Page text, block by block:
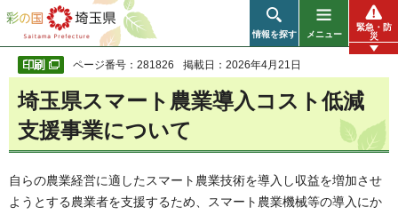
彩の国 埼玉県
情報を探す メニュー
緊急・防
災
ページ番号：281826 掲載日：2026年4月21日
埼玉県スマート農業導入コスト低減
支援事業について
自らの農業経営に適したスマート農業技術を導入し収益を増加させ
ようとする農業者を支援するため、スマート農業機械等の導入にか